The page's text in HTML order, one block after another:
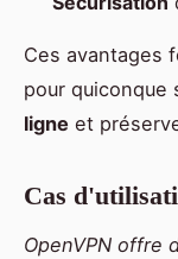
Ces avantages
pour quiconque
ligne et
Cas
OpenVPN offre